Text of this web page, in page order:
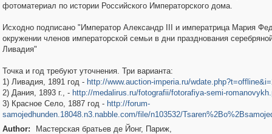
фотоматериал по истории Российского Императорского дома.
Исходно подписано "Император Александр III и императрица Мария
окружении членов императорской семьи в дни празднования
Ливадия"
Точка и год требуют уточнения. Три варианта:
1) Ливадия, 1891 год - http://www.auction-imperia.ru/
2) Дания, 1893 г., - http://medalirus.ru/fotografii/fotorafiya-semi-
3) Красное Село, 1887 год - http://forum-
samojedhunden.18048.n3.nabble.com/file/n103532/
Author:
Мастерская братьев де Йонг, Париж,